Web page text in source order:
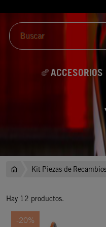
ACCESORIOS
Kit Piezas de Recambios
Hay 12 productos.
-20%